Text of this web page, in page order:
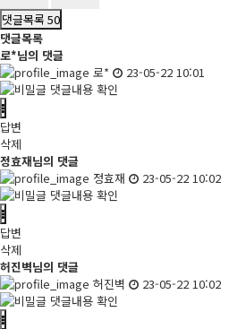
댓글목록 50
댓글목록
로*님의 댓글
로*
23-05-22 10:01
댓글내용 확인
답변
삭제
정효재님의 댓글
정효재
23-05-22 10:02
댓글내용 확인
답변
삭제
허진벽님의 댓글
허진벽
23-05-22 10:02
댓글내용 확인